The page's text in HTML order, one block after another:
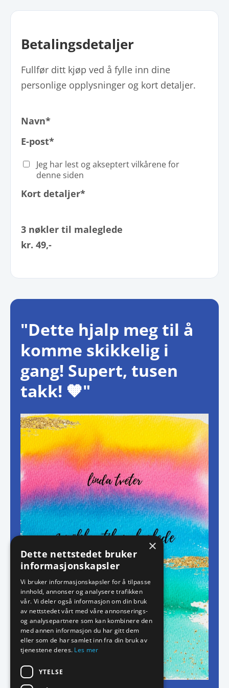
Betalingsdetaljer
Fullfør ditt kjøp ved å fylle inn dine
personlige opplysninger og kort detaljer.
Navn*
E-post*
Jeg har lest og akseptert vilkårene for
denne siden
Kort detaljer*
3 nøkler til maleglede
kr. 49,-
"Dette hjalp meg til å
komme skikkelig i
gang! Supert, tusen
takk! 🧡"
×
Dette nettstedet bruker
informasjonskapsler
Vi bruker informasjonskapsler for å tilpasse
innhold, annonser og analysere trafikken
vår. Vi deler også informasjon om din bruk
av nettstedet vårt med våre annonserings-
og analysepartnere som kan kombinere den
med annen informasjon du har gitt dem
eller som de har samlet inn fra din bruk av
tjenestene deres. Les mer
YTELSE